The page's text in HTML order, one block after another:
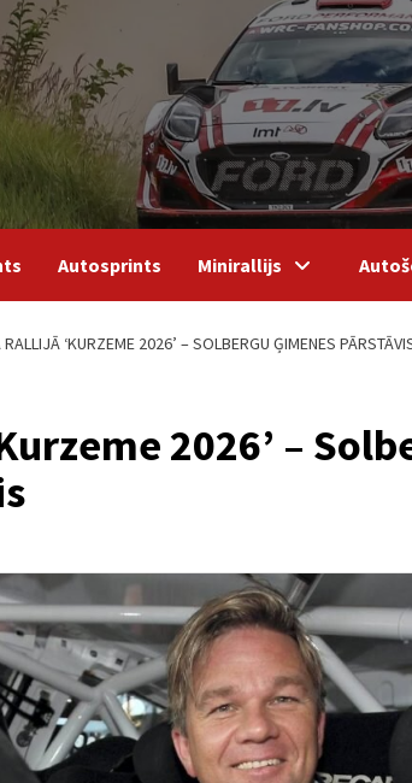
Autosprints Minirallijs
‘KURZEME 2026’ – SOLBERGU ĢIMENES
2026’ –